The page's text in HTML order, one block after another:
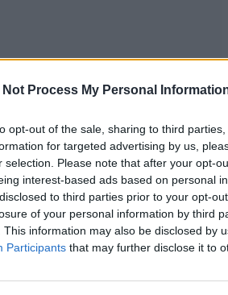
Not Process My Personal
opt-out of the sale, sharing to third
for targeted advertising by us,
selection. Please note that after your opt-
interest-based ads based on personal
to third parties prior to your opt-
of your personal information by third
This information may also be disclosed by
Participants that may further disclose it to